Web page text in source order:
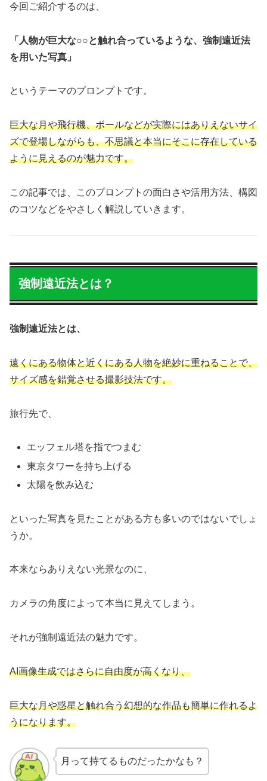
今回ご紹介するのは、
「人物が巨大な○○と触れ合っているような、強制遠近法
を用いた写真」
というテーマのプロンプトです。
巨大な月や飛行機、ボールなどが実際にはありえないサイ
ズで登場しながらも、不思議と本当にそこに存在している
ように見えるのが魅力です。
この記事では、このプロンプトの面白さや活用方法、構図
のコツなどをやさしく解説していきます。
強制遠近法とは？
強制遠近法とは、
遠くにある物体と近くにある人物を絶妙に重ねることで、
サイズ感を錯覚させる撮影技法です。
旅行先で、
エッフェル塔を指でつまむ
東京タワーを持ち上げる
太陽を飲み込む
といった写真を見たことがある方も多いのではないでしょ
うか。
本来ならありえない光景なのに、
カメラの角度によって本当に見えてしまう。
それが強制遠近法の魅力です。
AI画像生成ではさらに自由度が高くなり、
巨大な月や惑星と触れ合う幻想的な作品も簡単に作れるよ
うになります。
月って持てるものだったかなも？